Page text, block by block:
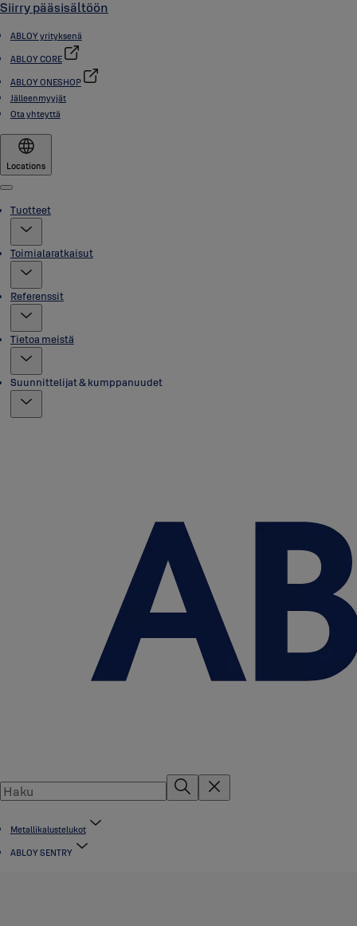
Siirry pääsisältöön
ABLOY yrityksenä
ABLOY CORE
ABLOY ONESHOP
Jälleenmyyjät
Ota yhteyttä
Locations
Menu
Tuotteet
Toimialaratkaisut
Referenssit
Tietoa meistä
Suunnittelijat & kumppanuudet
Metallikalustelukot
ABLOY SENTRY